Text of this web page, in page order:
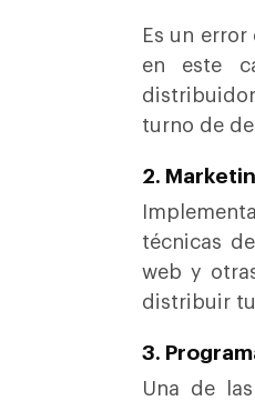
Es un
en este
turno de
2.
técnicas
web y
distribuir
3.
Una de